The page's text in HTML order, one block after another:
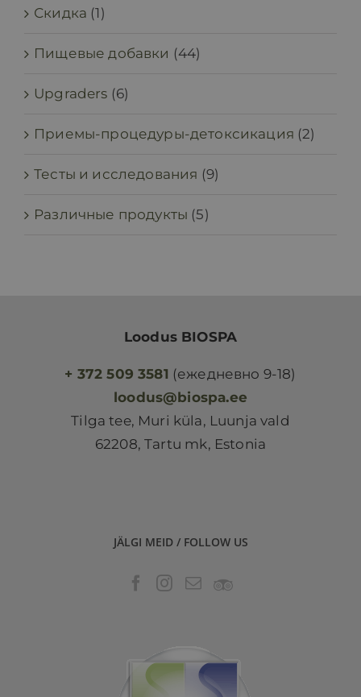
Скидка (1)
Пищевые добавки (44)
Upgraders (6)
Приемы-процедуры-детоксикация (2)
Тесты и исследования (9)
Различные продукты (5)
Loodus BIOSPA
+ 372 509 3581 (ежедневно 9-18)
loodus@biospa.ee
Tilga tee, Muri küla, Luunja vald
62208, Tartu mk, Estonia
JÄLGI MEID / FOLLOW US